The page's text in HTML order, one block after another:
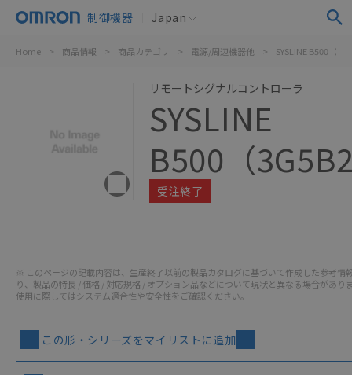
制御機器 Japan
Home > 商品情報 > 商品カテゴリ > 電源/周辺機器他 > SYSLINE B500（
リモートシグナルコントローラ
SYSLINE
B500（
受注終了
※ このページの記載内容は、生産終了以前の製品カタログに基づいて作成した参考情
り、製品の特長 / 価格 / 対応規格 / オプション品などについて現状と異なる場合があり
使用に際してはシステム適合性や安全性をご確認ください。
この形・シリーズをマイリストに追加